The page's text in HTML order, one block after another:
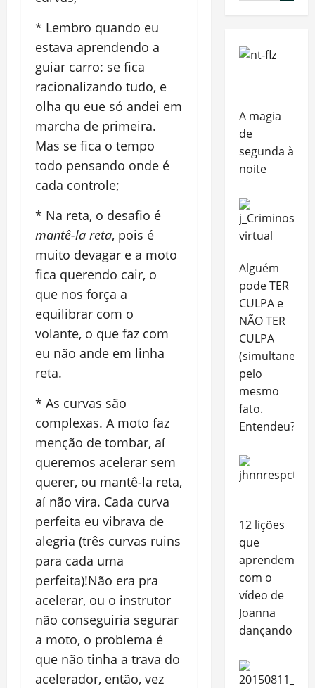
* Lembro quando eu
estava aprendendo a
guiar carro: se fica
racionalizando tudo, e
olha qu eue só andei em
marcha de primeira.
Mas se fica o tempo
todo pensando onde é
cada controle;
* Na reta, o desafio é
mantê-la reta, pois é
muito devagar e a moto
fica querendo cair, o
que nos força a
equilibrar com o
volante, o que faz com
eu não ande em linha
reta.
* As curvas são
complexas. A moto faz
menção de tombar, aí
queremos acelerar sem
querer, ou mantê-la reta,
aí não vira. Cada curva
perfeita eu vibrava de
alegria (três curvas ruins
para cada uma
perfeita)!Não era pra
acelerar, ou o instrutor
não conseguiria segurar
a moto, o problema é
que não tinha a trava do
acelerador, então, vez
A magia
de
segunda à
noite
Alguém
pode TER
CULPA e
NÃO TER
CULPA
pelo
mesmo
fato.
Entendeu?
12 lições
que
aprendemos
com o
vídeo de
Joanna
dançando